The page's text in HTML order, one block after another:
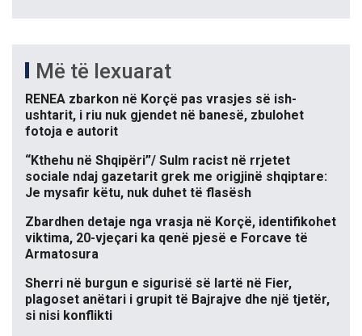
Më të lexuarat
RENEA zbarkon në Korçë pas vrasjes së ish-
ushtarit, i riu nuk gjendet në banesë, zbulohet
fotoja e autorit
“Kthehu në Shqipëri”/ Sulm racist në rrjetet
sociale ndaj gazetarit grek me origjinë shqiptare:
Je mysafir këtu, nuk duhet të flasësh
Zbardhen detaje nga vrasja në Korçë, identifikohet
viktima, 20-vjeçari ka qenë pjesë e Forcave të
Armatosura
Sherri në burgun e sigurisë së lartë në Fier,
plagoset anëtari i grupit të Bajrajve dhe një tjetër,
si nisi konflikti